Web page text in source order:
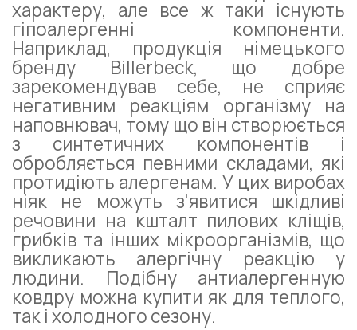
характеру, але все ж таки існують
гіпоалергенні компоненти.
Наприклад, продукція німецького
бренду Billerbeck, що добре
зарекомендував себе, не сприяє
негативним реакціям організму на
наповнювач, тому що він створюється
з синтетичних компонентів і
обробляється певними складами, які
протидіють алергенам. У цих виробах
ніяк не можуть з'явитися шкідливі
речовини на кшталт пилових кліщів,
грибків та інших мікроорганізмів, що
викликають алергічну реакцію у
людини. Подібну антиалергенную
ковдру можна купити як для теплого,
так і холодного сезону.